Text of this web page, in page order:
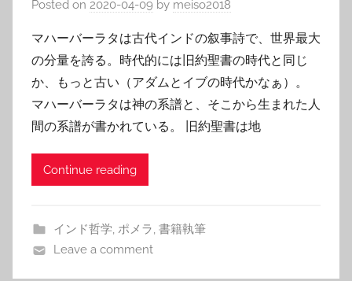
Posted on 2020-04-09 by meiso2018
マハーバーラタは古代インドの叙事詩で、世界最大
の分量を誇る。時代的には旧約聖書の時代と同じ
か、もっと古い（アダムとイブの時代かなぁ）。
マハーバーラタは神の系譜と、そこから生まれた人
間の系譜が書かれている。 旧約聖書は地
Continue reading
インド哲学, ポメラ, 書籍執筆
Leave a comment